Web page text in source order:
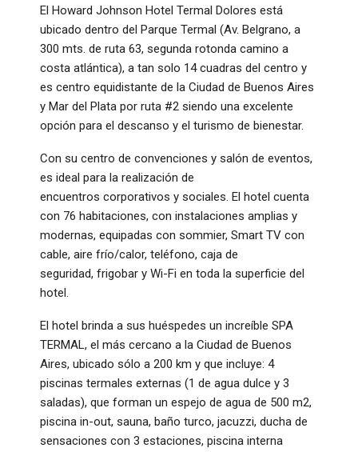
El Howard Johnson Hotel Termal Dolores está
ubicado dentro del Parque Termal (Av. Belgrano, a
300 mts. de ruta 63, segunda rotonda camino a
costa atlántica), a tan solo 14 cuadras del centro y
es centro equidistante de la Ciudad de Buenos Aires
y Mar del Plata por ruta #2 siendo una excelente
opción para el descanso y el turismo de bienestar.
Con su centro de convenciones y salón de eventos,
es ideal para la realización de
encuentros corporativos y sociales. El hotel cuenta
con 76 habitaciones, con instalaciones amplias y
modernas, equipadas con sommier, Smart TV con
cable, aire frío/calor, teléfono, caja de
seguridad, frigobar y Wi-Fi en toda la superficie del
hotel.
El hotel brinda a sus huéspedes un increíble SPA
TERMAL, el más cercano a la Ciudad de Buenos
Aires, ubicado sólo a 200 km y que incluye: 4
piscinas termales externas (1 de agua dulce y 3
saladas), que forman un espejo de agua de 500 m2,
piscina in-out, sauna, baño turco, jacuzzi, ducha de
sensaciones con 3 estaciones, piscina interna